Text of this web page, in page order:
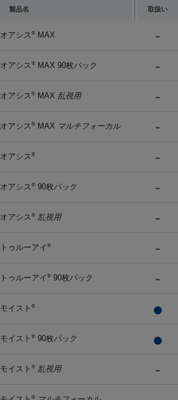
製品名 取扱い
オアシス ® MAX
オアシス ® MAX 90枚パック
オアシス ® MAX 乱視用
オアシス ® MAX マルチフォーカル
オアシス ®
オアシス ® 90枚パック
オアシス ® 乱視用
トゥルーアイ ®
トゥルーアイ ® 90枚パック
モイスト ®
モイスト ® 90枚パック
モイスト ® 乱視用
®